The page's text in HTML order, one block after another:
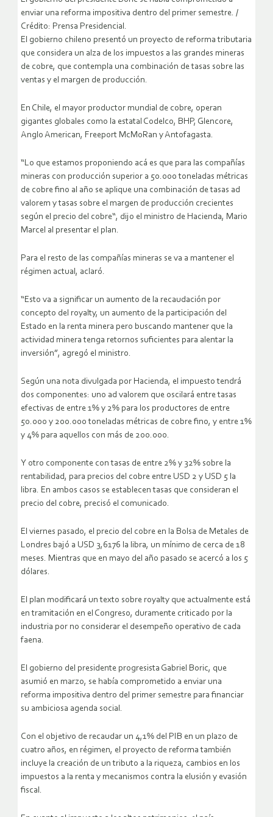
enviar una reforma impositiva dentro del primer semestre. /
Crédito: Prensa Presidencial.
El gobierno chileno presentó un proyecto de reforma tributaria
que considera un alza de los impuestos a las grandes mineras
de cobre, que contempla una combinación de tasas sobre las
ventas y el margen de producción.
En Chile, el mayor productor mundial de cobre, operan
gigantes globales como la estatal Codelco, BHP, Glencore,
Anglo American, Freeport McMoRan y Antofagasta.
“Lo que estamos proponiendo acá es que para las compañías
mineras con producción superior a 50.000 toneladas métricas
de cobre fino al año se aplique una combinación de tasas ad
valorem y tasas sobre el margen de producción crecientes
según el precio del cobre“, dijo el ministro de Hacienda, Mario
Marcel al presentar el plan.
Para el resto de las compañías mineras se va a mantener el
régimen actual, aclaró.
“Esto va a significar un aumento de la recaudación por
concepto del royalty, un aumento de la participación del
Estado en la renta minera pero buscando mantener que la
actividad minera tenga retornos suficientes para alentar la
inversión”, agregó el ministro.
Según una nota divulgada por Hacienda, el impuesto tendrá
dos componentes: uno ad valorem que oscilará entre tasas
efectivas de entre 1% y 2% para los productores de entre
50.000 y 200.000 toneladas métricas de cobre fino, y entre 1%
y 4% para aquellos con más de 200.000.
Y otro componente con tasas de entre 2% y 32% sobre la
rentabilidad, para precios del cobre entre USD 2 y USD 5 la
libra. En ambos casos se establecen tasas que consideran el
precio del cobre, precisó el comunicado.
El viernes pasado, el precio del cobre en la Bolsa de Metales de
Londres bajó a USD 3,6176 la libra, un mínimo de cerca de 18
meses. Mientras que en mayo del año pasado se acercó a los 5
dólares.
El plan modificará un texto sobre royalty que actualmente está
en tramitación en el Congreso, duramente criticado por la
industria por no considerar el desempeño operativo de cada
faena.
El gobierno del presidente progresista Gabriel Boric, que
asumió en marzo, se había comprometido a enviar una
reforma impositiva dentro del primer semestre para financiar
su ambiciosa agenda social.
Con el objetivo de recaudar un 4,1% del PIB en un plazo de
cuatro años, en régimen, el proyecto de reforma también
incluye la creación de un tributo a la riqueza, cambios en los
impuestos a la renta y mecanismos contra la elusión y evasión
fiscal.